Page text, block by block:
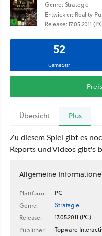
Genre: Strategie
Entwickler: Reality
Release: 17.05.2011
52
GameStar
Übersicht Plus
Zu diesem Spiel gibt es
Reports und Videos gibt's
Allgemeine
Plattform:
PC
Genre:
Strategie
Release:
17.05.2011 (PC)
Publisher:
Topware